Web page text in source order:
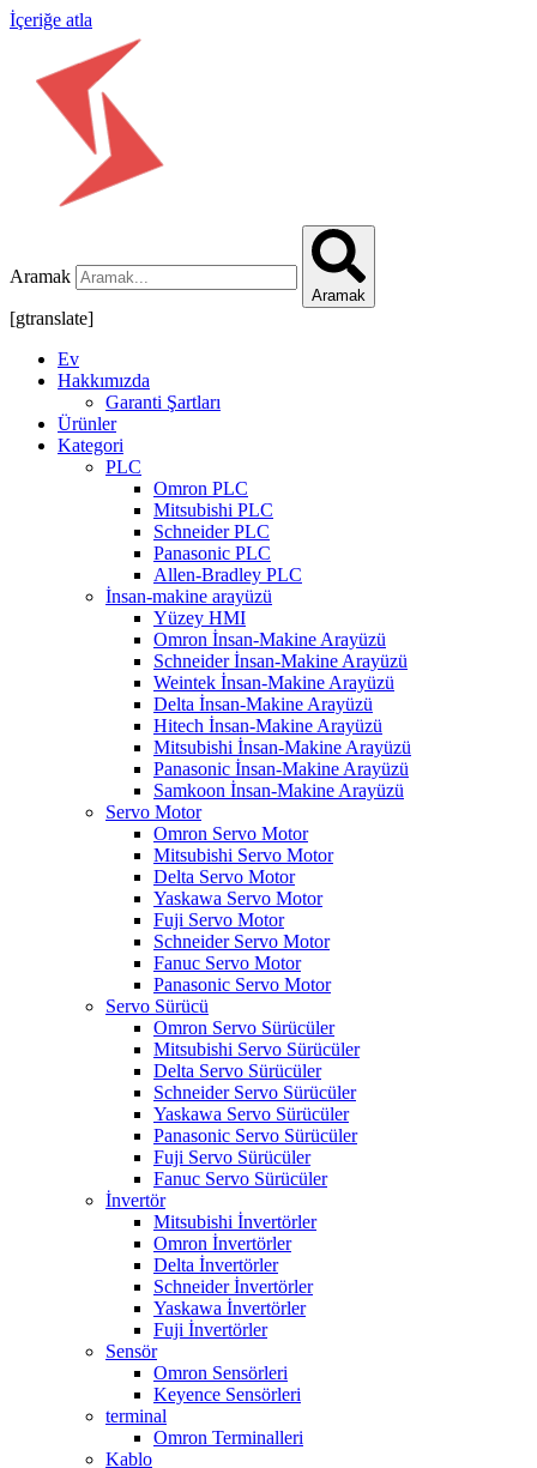
İçeriğe atla
Aramak
Aramak
[gtranslate]
Ev
Hakkımızda
Garanti Şartları
Ürünler
Kategori
PLC
Omron PLC
Mitsubishi PLC
Schneider PLC
Panasonic PLC
Allen-Bradley PLC
İnsan-makine arayüzü
Yüzey HMI
Omron İnsan-Makine Arayüzü
Schneider İnsan-Makine Arayüzü
Weintek İnsan-Makine Arayüzü
Delta İnsan-Makine Arayüzü
Hitech İnsan-Makine Arayüzü
Mitsubishi İnsan-Makine Arayüzü
Panasonic İnsan-Makine Arayüzü
Samkoon İnsan-Makine Arayüzü
Servo Motor
Omron Servo Motor
Mitsubishi Servo Motor
Delta Servo Motor
Yaskawa Servo Motor
Fuji Servo Motor
Schneider Servo Motor
Fanuc Servo Motor
Panasonic Servo Motor
Servo Sürücü
Omron Servo Sürücüler
Mitsubishi Servo Sürücüler
Delta Servo Sürücüler
Schneider Servo Sürücüler
Yaskawa Servo Sürücüler
Panasonic Servo Sürücüler
Fuji Servo Sürücüler
Fanuc Servo Sürücüler
İnvertör
Mitsubishi İnvertörler
Omron İnvertörler
Delta İnvertörler
Schneider İnvertörler
Yaskawa İnvertörler
Fuji İnvertörler
Sensör
Omron Sensörleri
Keyence Sensörleri
terminal
Omron Terminalleri
Kablo